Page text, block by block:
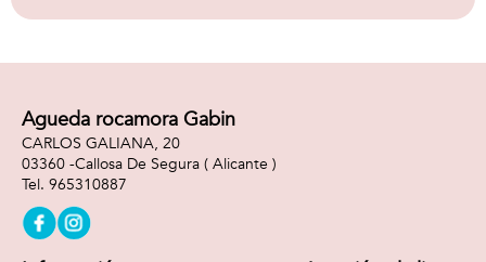
Agueda rocamora Gabin
CARLOS GALIANA, 20
03360 -Callosa De Segura ( Alicante )
965310887